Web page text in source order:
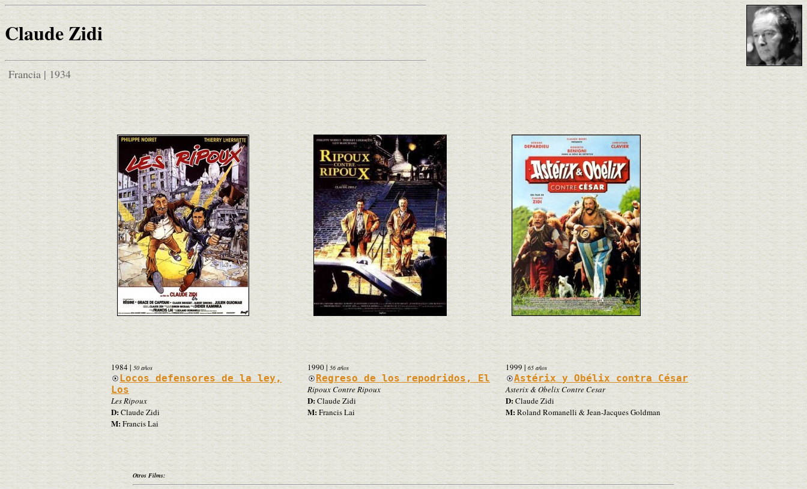
Claude Zidi
Francia | 1934
1984| 50 años
Locos defensores de la ley,
Los
Les Ripoux
D:Claude Zidi
M:Francis Lai
1990| 56 años
Regreso de los repodridos, El
Ripoux Contre Ripoux
D:Claude Zidi
M: Francis Lai
1999 | 65 años
Astérix y Obélix contra César
Asterix & Obelix Contre Cesar
D:Claude Zidi
M:Roland Romanelli & Jean-Jacques Goldman
Otros Films: